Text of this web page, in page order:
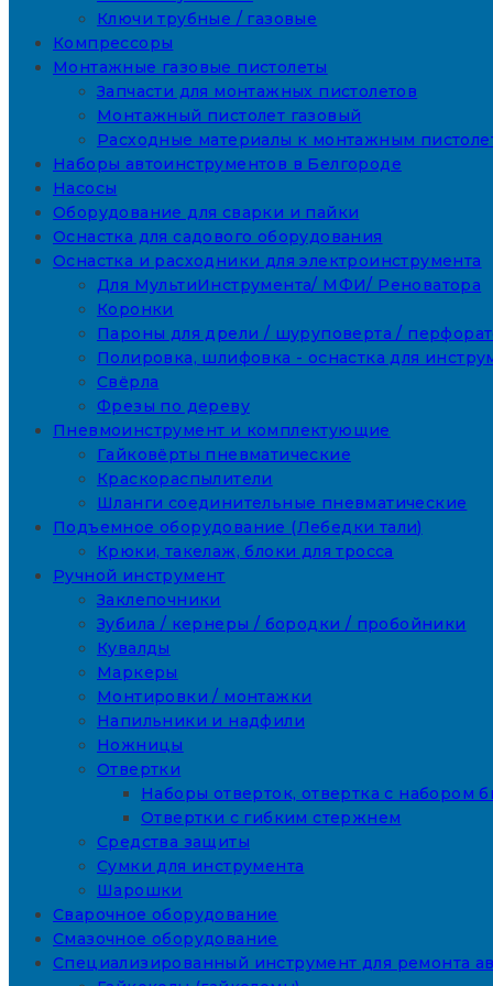
Ключи трубные / газовые
Компрессоры
Монтажные газовые пистолеты
Запчасти для монтажных пистолетов
Монтажный пистолет газовый
Расходные материалы к монтажным
Наборы автоинструментов в Белгороде
Насосы
Оборудование для сварки и пайки
Оснастка для садового оборудования
Оснастка и расходники для электроинструмента
Для МультиИнструмента/ МФИ/ Реноватора
Коронки
Пароны для дрели / шуруповерта /
Полировка, шлифовка - оснастка для
Свёрла
Фрезы по дереву
Пневмоинструмент и комплектующие
Гайковёрты пневматические
Краскораспылители
Шланги соединительные пневматические
Подъемное оборудование (Лебедки тали)
Крюки, такелаж, блоки для тросса
Ручной инструмент
Заклепочники
Зубила / кернеры / бородки / пробойники
Кувалды
Маркеры
Монтировки / монтажки
Напильники и надфили
Ножницы
Отвертки
Наборы отверток, отвертка с набором
Отвертки с гибким стержнем
Средства защиты
Сумки для инструмента
Шарошки
Сварочное оборудование
Смазочное оборудование
Специализированный инструмент для ремонта